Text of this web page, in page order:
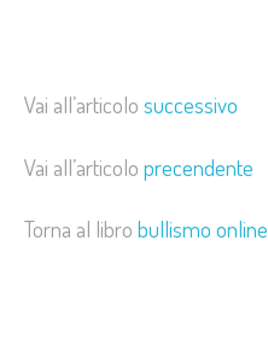
Vai all’articolo successivo
Vai all’articolo precendente
Torna al libro bullismo online